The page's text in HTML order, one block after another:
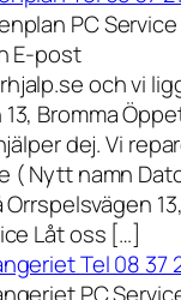
PC
E-post
och vi
Bromma
dej. Vi
( Nytt namn
Låt oss […]
Tel 08 37